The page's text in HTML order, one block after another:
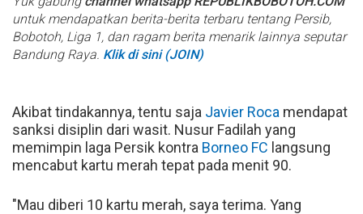
untuk mendapatkan berita-berita terbaru tentang Persib,
Bobotoh, Liga 1, dan ragam berita menarik lainnya seputar
Bandung Raya. Klik di sini (JOIN)
Akibat tindakannya, tentu saja Javier Roca mendapat
sanksi disiplin dari wasit. Nusur Fadilah yang
memimpin laga Persik kontra Borneo FC langsung
mencabut kartu merah tepat pada menit 90.
"Mau diberi 10 kartu merah, saya terima. Yang